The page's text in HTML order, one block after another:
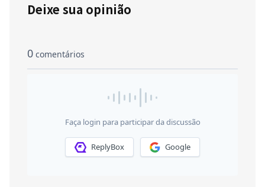
Deixe sua opinião